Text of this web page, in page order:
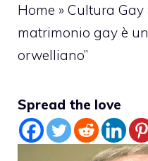
Home » Cultura Gay
matrimonio gay è
orwelliano”
Spread the love